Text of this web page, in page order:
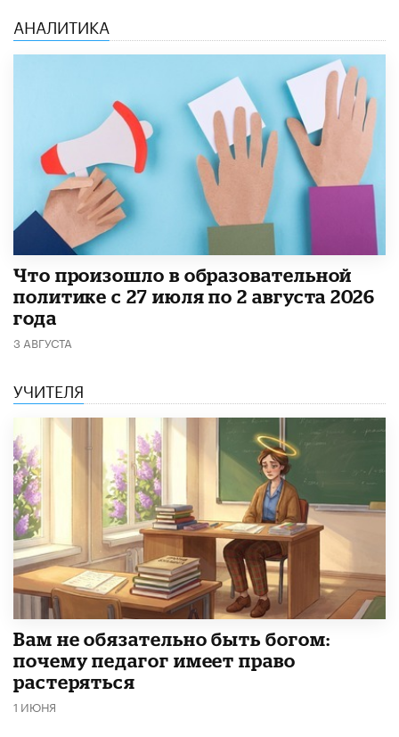
АНАЛИТИКА
​Что произошло в образовательной
политике с 27 июля по 2 августа 2026
года
3 АВГУСТА
УЧИТЕЛЯ
​Вам не обязательно быть богом:
почему педагог имеет право
растеряться
1 ИЮНЯ